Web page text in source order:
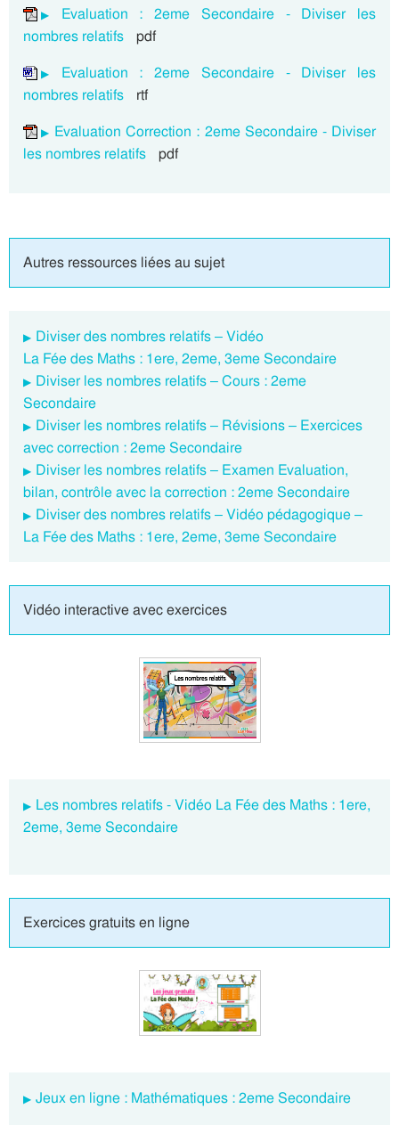
Evaluation : 2eme Secondaire - Diviser les
nombres relatifs pdf
Evaluation : 2eme Secondaire - Diviser les
nombres relatifs rtf
Evaluation Correction : 2eme Secondaire - Diviser
les nombres relatifs pdf
Autres ressources liées au sujet
Diviser des nombres relatifs – Vidéo
La Fée des Maths : 1ere, 2eme, 3eme Secondaire
Diviser les nombres relatifs – Cours : 2eme
Secondaire
Diviser les nombres relatifs – Révisions – Exercices
avec correction : 2eme Secondaire
Diviser les nombres relatifs – Examen Evaluation,
bilan, contrôle avec la correction : 2eme Secondaire
Diviser des nombres relatifs – Vidéo pédagogique –
La Fée des Maths : 1ere, 2eme, 3eme Secondaire
Vidéo interactive avec exercices
Les nombres relatifs - Vidéo La Fée des Maths : 1ere,
2eme, 3eme Secondaire
Exercices gratuits en ligne
Jeux en ligne : Mathématiques : 2eme Secondaire